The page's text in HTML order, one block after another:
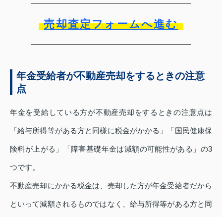
売却査定フォームへ進む
年金受給者が不動産売却をするときの注意
点
年金を受給している方が不動産売却をするときの注意点は
「給与所得等がある方と同様に税金がかかる」「国民健康保
険料が上がる」「障害基礎年金は減額の可能性がある」の3
つです。
不動産売却にかかる税金は、売却した方が年金受給者だから
といって減額されるものではなく、給与所得等がある方と同